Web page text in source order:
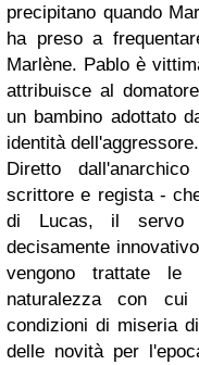
precipitano quando
ha preso a
Marlène. Pablo è
attribuisce al
un bambino adottato
identità dell'aggressore.
Diretto dall'anarchico
scrittore e regista -
di Lucas, il servo
decisamente
vengono trattate
naturalezza con
condizioni di miseria
delle novità per